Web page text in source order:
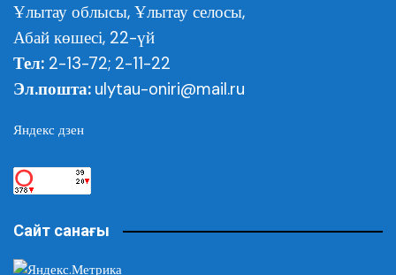
Ұлытау облысы, Ұлытау селосы,
Абай көшесі, 22-үй
Тел: 2-13-72; 2-11-22
Эл.пошта: ulytau-oniri@mail.ru
Яндекс дзен
Сайт санағы